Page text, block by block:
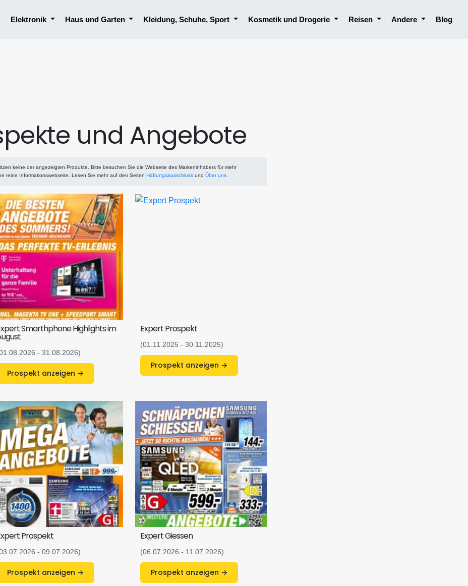
Elektronik Haus und Garten Kleidung, Schuhe, Sport Kosmetik und Drogerie Reisen Andere Blog
und Angebote
keine der angezeigten Produkte. Bitte besuchen Sie die Webseite des Markeninhabers für mehr
reine Informationswebseite. Lesen Sie mehr auf den Seiten Haftungsausschluss und Über uns
Smarthphone Highlights im
- 31.08.2026)
Prospekt anzeigen →
Expert Prospekt
(01.11.2025 - 30.11.2025)
Prospekt anzeigen →
Prospekt
- 09.07.2026)
Prospekt anzeigen →
Expert Giessen
(06.07.2026 - 11.07.2026)
Prospekt anzeigen →